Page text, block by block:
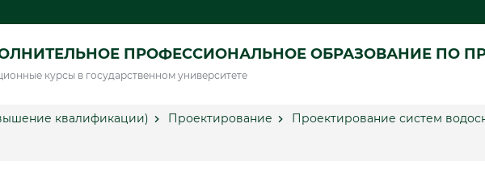
ПРОФЕССИОНАЛЬНОЕ ОБРАЗОВАНИЕ ПО
курсы в государственном университете
квалификации) Проектирование
Проектирование систем